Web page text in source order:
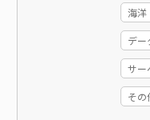
海洋
デー
サー
その